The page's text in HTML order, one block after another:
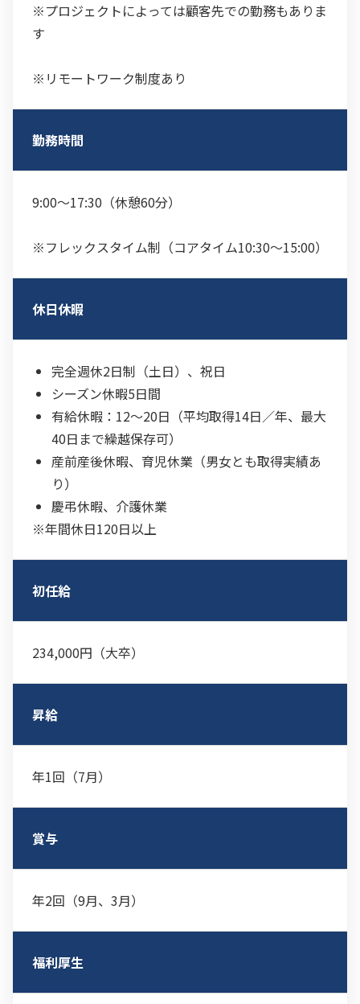
※プロジェクトによっては顧客先での勤務もありま
す
※リモートワーク制度あり
勤務時間
9:00〜17:30（休憩60分）
※フレックスタイム制（コアタイム10:30〜15:00）
休日休暇
完全週休2日制（土日）、祝日
シーズン休暇5日間
有給休暇：12〜20日（平均取得14日／年、最大
40日まで繰越保存可）
産前産後休暇、育児休業（男女とも取得実績あ
り）
慶弔休暇、介護休業
※年間休日120日以上
初任給
234,000円（大卒）
昇給
年1回（7月）
賞与
年2回（9月、3月）
福利厚生